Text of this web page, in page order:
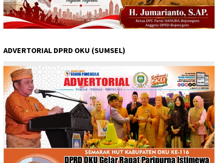
ADVERTORIAL DPRD OKU (SUMSEL)